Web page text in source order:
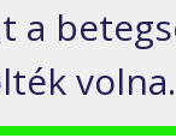
a
volna.